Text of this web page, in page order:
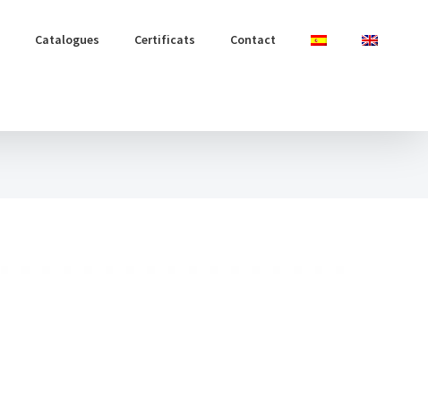
Catalogues Certificats Contact